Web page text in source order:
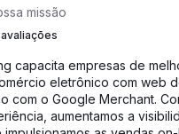
missão
capacita empresas de
eletrônico com web
com o Google Merchant.
aumentamos a